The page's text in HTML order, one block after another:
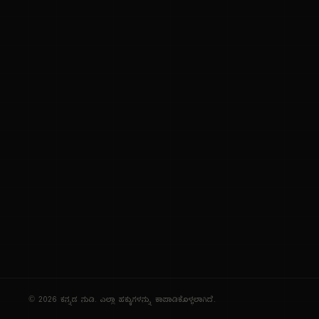
© 2026 ಕನ್ನಡ ನುಡಿ. ಎಲ್ಲಾ ಹಕ್ಕುಗಳನ್ನು ಕಾಪಾಡಿಕೊಳ್ಳಲಾಗಿದೆ.